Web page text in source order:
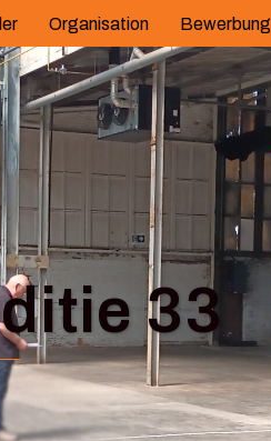
Organisation Bewerbung
33